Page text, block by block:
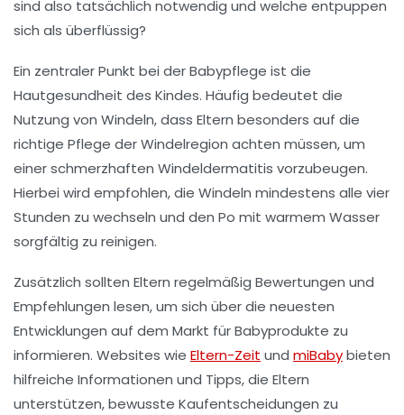
sind also tatsächlich notwendig und welche entpuppen
sich als überflüssig?
Ein zentraler Punkt bei derBabypflege ist die
Hautgesundheit des Kindes. Häufig bedeutet die
Nutzung von Windeln, dass Eltern besonders auf die
richtige Pflege der Windelregion achten müssen, um
einer schmerzhaften Windeldermatitis vorzubeugen.
Hierbei wird empfohlen, die Windeln mindestens alle vier
Stunden zu wechseln und den Po mit warmem Wasser
sorgfältig zu reinigen.
Zusätzlich sollten Eltern regelmäßig Bewertungen und
Empfehlungen lesen, um sich über die neuesten
Entwicklungen auf dem Markt fürBabyprodukte zu
informieren. Websites wie Eltern-Zeit und miBabybieten
hilfreiche Informationen und Tipps, die Eltern
unterstützen, bewusste Kaufentscheidungen zu